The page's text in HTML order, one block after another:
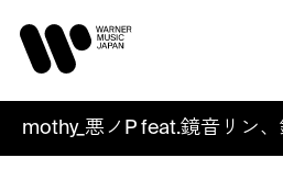
mothy_悪ノP feat.鏡音リン